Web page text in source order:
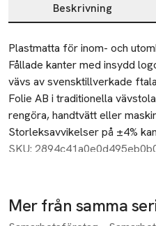
Beskrivning
Beskrivning
Plastmatta för inom- och
Fållade kanter med insydd
vävs av svensktillverkade
Folie AB i traditionella
rengöra, handtvätt eller
Storleksavvikelser på ±4%
vävtekniska skäl. Tjocklek ca
SKU:
Mer från samma